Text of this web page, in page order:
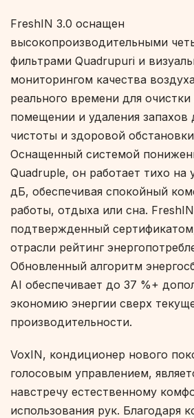
FreshIN 3.0 оснащен
высокопроизводительными
фильтрами Quadrupuri и
мониторингом качества
реального времени для очистки
помещении и удаления запахов
чистоты и здоровой
Оснащенный системой
Quadruple, он работает тихо на
дБ, обеспечивая спокойный
работы, отдыха или сна.
подтвержденный
отрасли рейтинг
Обновленный алгоритм
AI обеспечивает до 37 %+
экономию энергии сверх
производительности.
VoxIN, кондиционер нового
голосовым управлением,
навстречу естественному
использования рук. Благодаря